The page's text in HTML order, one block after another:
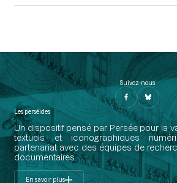
Suivez-nous
Les perséides
Un dispositif pensé par Persée pour la
textuels et iconographiques
partenariat avec des équipes de
documentaires.
En savoir plus